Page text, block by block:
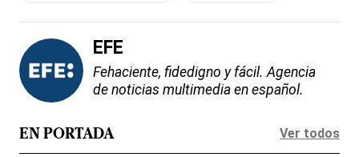
EFE
Fehaciente, fidedigno y fácil. Agencia
de noticias multimedia en español.
EN PORTADA Ver todos